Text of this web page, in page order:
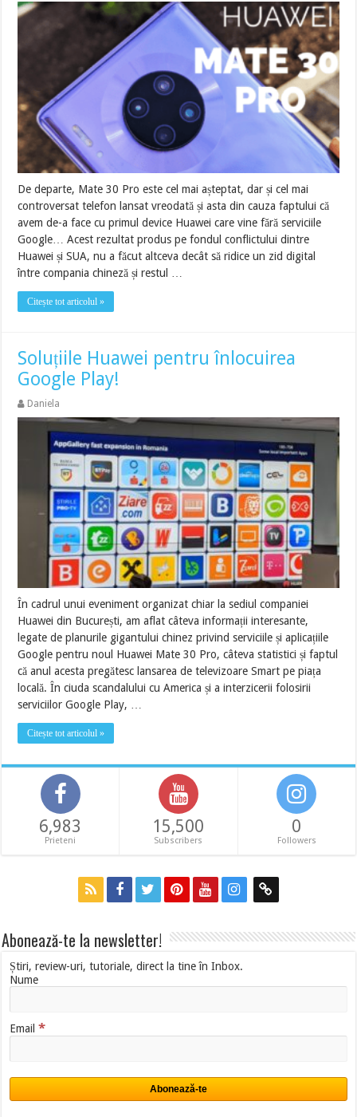
De departe, Mate 30 Pro este cel mai așteptat, dar și cel mai
controversat telefon lansat vreodată și asta din cauza faptului că
avem de-a face cu primul device Huawei care vine fără serviciile
Google… Acest rezultat produs pe fondul conflictului dintre
Huawei și SUA, nu a făcut altceva decât să ridice un zid digital
între compania chineză și restul …
Citește tot articolul »
Soluțiile Huawei pentru înlocuirea
Google Play!
Daniela
În cadrul unui eveniment organizat chiar la sediul companiei
Huawei din București, am aflat câteva informații interesante,
legate de planurile gigantului chinez privind serviciile și aplicațiile
Google pentru noul Huawei Mate 30 Pro, câteva statistici și faptul
că anul acesta pregătesc lansarea de televizoare Smart pe piața
locală. În ciuda scandalului cu America și a interzicerii folosirii
serviciilor Google Play, …
Citește tot articolul »
6,983
Prieteni
15,500
Subscribers
0
Followers
Abonează-te la newsletter!
Știri, review-uri, tutoriale, direct la tine în Inbox.
Nume
Email*